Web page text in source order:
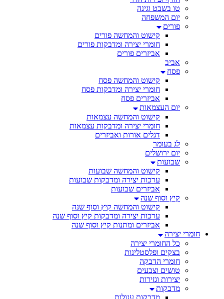
טו בשבט וגינה
יום המשפחה
פורים
קישוט והמחשה פורים
חומרי יצירה ומדבקות פורים
אביזרים פורים
אביב
פסח
קישוט והמחשה פסח
חומרי יצירה ומדבקות פסח
אביזרים פסח
יום העצמאות
קישוט והמחשה עצמאות
חומרי יצירה ומדבקות עצמאות
דגלים אורות ואביזרים
לג בעומר
יום ירושלים
שבועות
קישוט והמחשה שבועות
ערכות יצירה ומדבקות שבועות
אביזרים שבועות
קיץ וסוף שנה
קישוט והמחשה קיץ וסוף שנה
ערכות יצירה ומדבקות קיץ וסוף שנה
אביזרים ומתנות קיץ וסוף שנה
חומרי יצירה
כל החומרי יצירה
בצקים ופלסטלינות
חומרי הדבקה
טושים וצבעים
יצירות וגזירות
מדבקות
מדבקות עגולות